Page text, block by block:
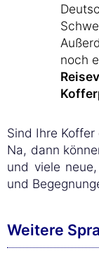
noch
Sind Ihre Koffer
Na, dann
und viele
und
Weitere